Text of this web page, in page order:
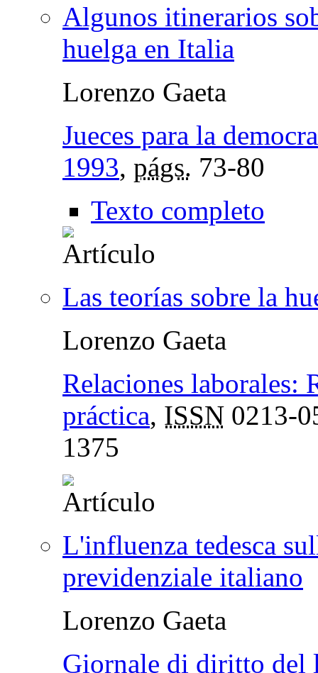
Algunos itinerarios
huelga en Italia
Lorenzo Gaeta
Jueces para la
1993, págs. 73-80
Texto completo
Las teorías sobre la
Lorenzo Gaeta
Relaciones laborales:
práctica, ISSN 0213-
1375
L'influenza tedesca
previdenziale italiano
Lorenzo Gaeta
Giornale di diritto del